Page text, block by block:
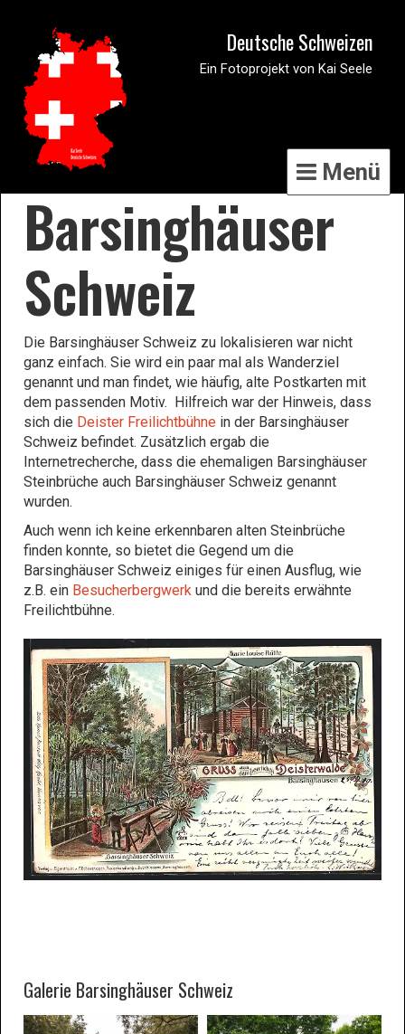
Deutsche Schweizen
Ein Fotoprojekt von Kai Seele
Menü
Barsinghäuser
Schweiz
Die Barsinghäuser Schweiz zu lokalisieren war nicht
ganz einfach. Sie wird ein paar mal als Wanderziel
genannt und man findet, wie häufig, alte Postkarten mit
dem passenden Motiv. Hilfreich war der Hinweis, dass
sich die Deister Freilichtbühne in der Barsinghäuser
Schweiz befindet. Zusätzlich ergab die
Internetrecherche, dass die ehemaligen Barsinghäuser
Steinbrüche auch Barsinghäuser Schweiz genannt
wurden.
Auch wenn ich keine erkennbaren alten Steinbrüche
finden konnte, so bietet die Gegend um die
Barsinghäuser Schweiz einiges für einen Ausflug, wie
z.B. ein Besucherbergwerk und die bereits erwähnte
Freilichtbühne.
Galerie Barsinghäuser Schweiz